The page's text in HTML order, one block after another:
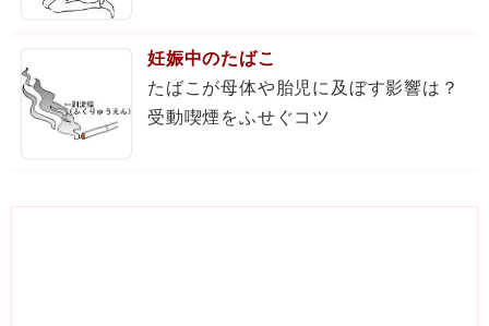
妊娠中のたばこ
たばこが母体や胎児に及ぼす影響は？
受動喫煙をふせぐコツ